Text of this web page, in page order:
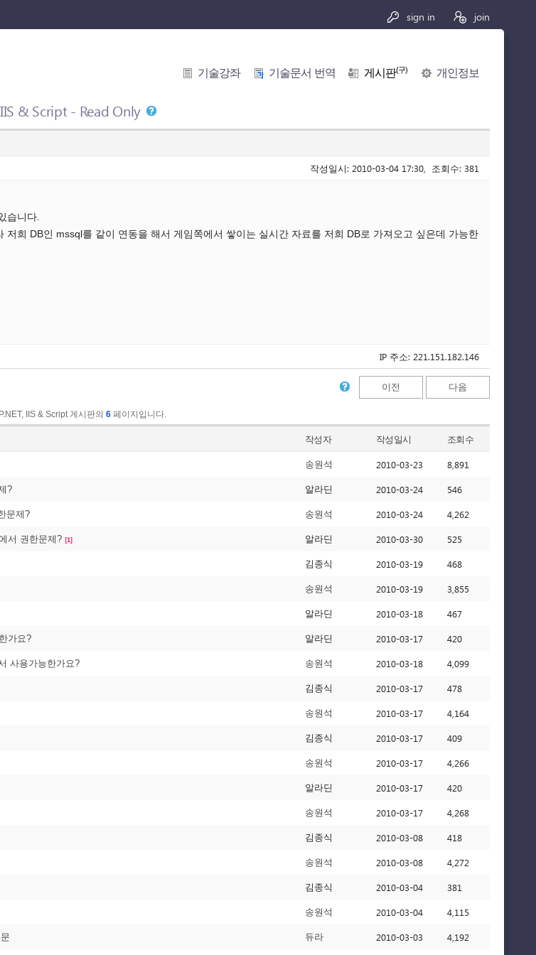
sign in join
기술강좌 기술문서 번역 게시판(구) 개인정보
IIS & Script - Read Only
작성일시: 2010-03-04 17:30, 조회수: 381
습니다.
저희 DB인 mssql를 같이 연동을 해서 게임쪽에서 쌓이는 실시간 자료를 저희 DB로 가져오고 싶은데 가능한
IP 주소: 221.151.182.146
이전 다음
IIS & Script 게시판의 6 페이지입니다.
작성자 작성일시 조회수
송원석 2010-03-23 8,891
? 알라딘 2010-03-24 546
문제? 송원석 2010-03-24 4,262
서 권한문제? [1] 알라딘 2010-03-30 525
김종식 2010-03-19 468
송원석 2010-03-19 3,855
알라딘 2010-03-18 467
가요? 알라딘 2010-03-17 420
사용가능한가요? 송원석 2010-03-18 4,099
김종식 2010-03-17 478
송원석 2010-03-17 4,164
김종식 2010-03-17 409
송원석 2010-03-17 4,266
알라딘 2010-03-17 420
송원석 2010-03-17 4,268
김종식 2010-03-08 418
송원석 2010-03-08 4,272
김종식 2010-03-04 381
송원석 2010-03-04 4,115
듀라 2010-03-03 4,192